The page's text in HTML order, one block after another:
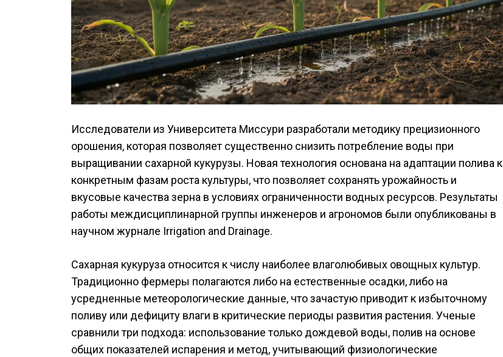
Исследователи из Университета Миссури разработали методику прецизионного
орошения, которая позволяет существенно снизить потребление воды при
выращивании сахарной кукурузы. Новая технология основана на адаптации полива к
конкретным фазам роста культуры, что позволяет сохранять урожайность и
вкусовые качества зерна в условиях ограниченности водных ресурсов. Результаты
работы междисциплинарной группы инженеров и агрономов были опубликованы в
научном журнале Irrigation and Drainage.
Сахарная кукуруза относится к числу наиболее влаголюбивых овощных культур.
Традиционно фермеры полагаются либо на естественные осадки, либо на
усредненные метеорологические данные, что зачастую приводит к избыточному
поливу или дефициту влаги в критические периоды развития растения. Ученые
сравнили три подхода: использование только дождевой воды, полив на основе
общих показателей испарения и метод, учитывающий физиологические